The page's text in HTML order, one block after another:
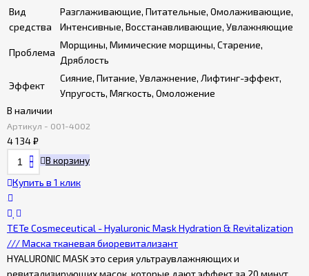
Вид
средства
Разглаживающие, Питательные, Омолаживающие,
Интенсивные, Восстанавливающие, Увлажняющие
Проблема
Морщины, Мимические морщины, Старение,
Дряблость
Эффект
Сияние, Питание, Увлажнение, Лифтинг-эффект,
Упругость, Мягкость, Омоложение
В наличии
Артикул - 001-4002
4 134₽
В корзину
Купить в 1 клик
TETe Cosmeceutical - Hyaluronic Mask Hydration & Revitalization
/// Маска тканевая биоревитализант
HYALURONIC MASK это серия ультраувлажняющих и
ревитализирующих масок, которые дают эффект за 20 минут